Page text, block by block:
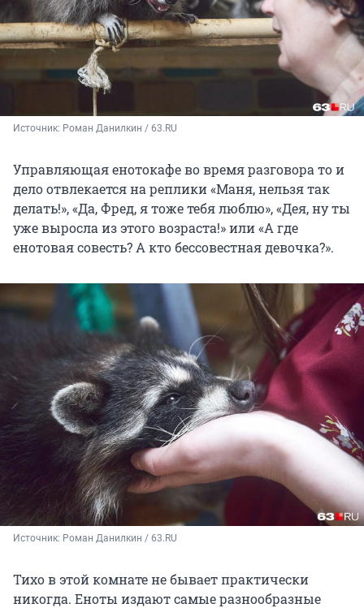
Источник: Роман Данилкин / 63.RU
Управляющая енотокафе во время разговора то и
дело отвлекается на реплики «Маня, нельзя так
делать!», «Да, Фред, я тоже тебя люблю», «Дея, ну ты
уже выросла из этого возраста!» или «А где
енотовая совесть? А кто бессовестная девочка?».
Источник: Роман Данилкин / 63.RU
Тихо в этой комнате не бывает практически
никогда. Еноты издают самые разнообразные